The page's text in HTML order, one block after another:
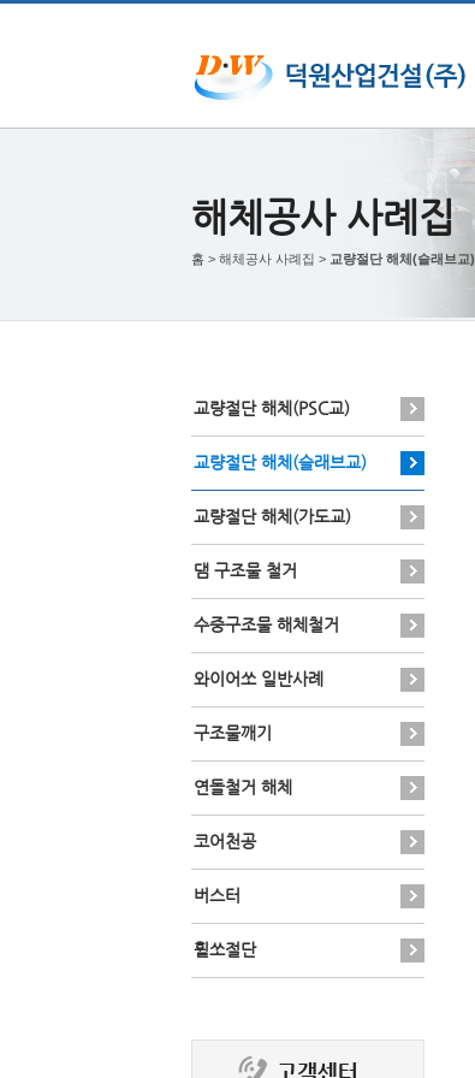
해체공사 사례집
홈 > 해체공사 사례집 > 교량절단 해체(슬래브교)
교량절단 해체(PSC교)
교량절단 해체(슬래브교)
교량절단 해체(가도교)
댐 구조물 철거
수중구조물 해체철거
와이어쏘 일반사례
구조물깨기
연돌철거 해체
코어천공
버스터
휠쏘절단